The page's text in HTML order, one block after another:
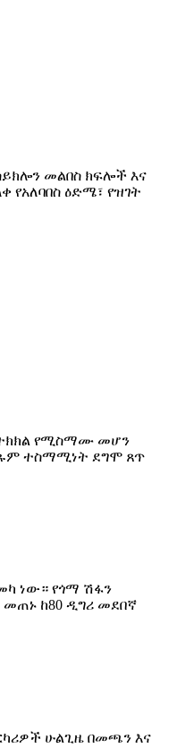
መልበስ ክፍሎች እና
ዕድሜ፣ የዝገት
የሚስማሙ መሆን
ተስማሚነት ደግሞ ጸጥ
ነው። የጎማ ሽፋን
ከ80 ዲግሪ መደበኛ
ሁልጊዜ በመጫን እና